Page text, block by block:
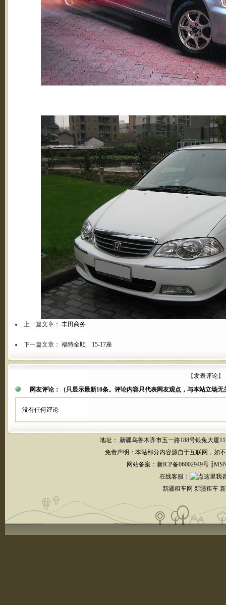
上一篇文章： 丰田商务
下一篇文章： 福特全顺 15-17座
【发表评论】
网友评论：
（只显示最新10条。评论内容只代表网友观点，与本站立场无
没有任何评论
地址： 新疆乌鲁木齐市五一路188号银兔大厦
免责声明：本站部分内容源自于互联网，如
网站备案： 新ICP备06002949号
在线客服 ：
新疆租车网 新疆租车